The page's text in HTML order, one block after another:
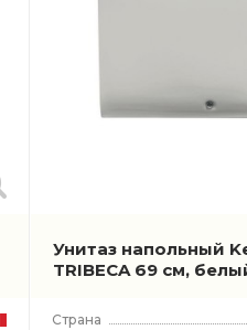
Унитаз напольный
TRIBECA 69 см,
Страна